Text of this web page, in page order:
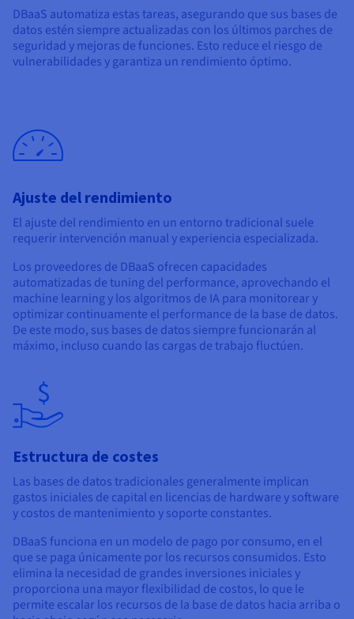
DBaaS automatiza estas tareas, asegurando que sus bases de
datos estén siempre actualizadas con los últimos parches de
seguridad y mejoras de funciones. Esto reduce el riesgo de
vulnerabilidades y garantiza un rendimiento óptimo.
Ajuste del rendimiento
El ajuste del rendimiento en un entorno tradicional suele
requerir intervención manual y experiencia especializada.
Los proveedores de DBaaS ofrecen capacidades
automatizadas de tuning del performance, aprovechando el
machine learning y los algoritmos de IA para monitorear y
optimizar continuamente el performance de la base de datos.
De este modo, sus bases de datos siempre funcionarán al
máximo, incluso cuando las cargas de trabajo fluctúen.
Estructura de costes
Las bases de datos tradicionales generalmente implican
gastos iniciales de capital en licencias de hardware y software
y costos de mantenimiento y soporte constantes.
DBaaS funciona en un modelo de pago por consumo, en el
que se paga únicamente por los recursos consumidos. Esto
elimina la necesidad de grandes inversiones iniciales y
proporciona una mayor flexibilidad de costos, lo que le
permite escalar los recursos de la base de datos hacia arriba o